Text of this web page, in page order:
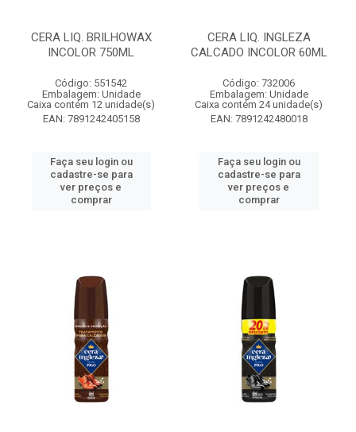
CERA LIQ. BRILHOWAX
INCOLOR 750ML
Código: 551542
Embalagem: Unidade
Caixa contém 12 unidade(s)
EAN: 7891242405158
Faça seu login ou
cadastre-se para
ver preços e
comprar
CERA LIQ. INGLEZA
CALCADO INCOLOR 60ML
Código: 732006
Embalagem: Unidade
Caixa contém 24 unidade(s)
EAN: 7891242480018
Faça seu login ou
cadastre-se para
ver preços e
comprar